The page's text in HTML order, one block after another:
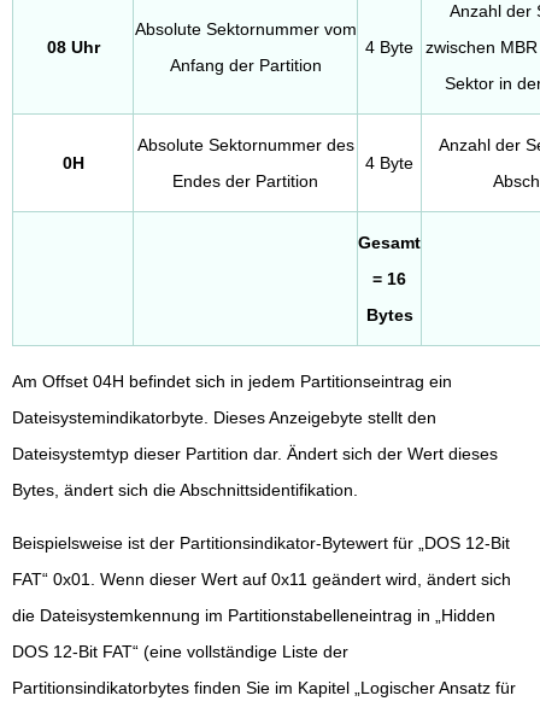
08 Uhr
Absolute Sektornummer vom
Anfang der Partition
4 Byte
Anzahl der
zwischen
Sektor in
0H
Absolute Sektornummer des
Endes der Partition
4 Byte
Anzahl der
Gesamt
= 16
Bytes
Am Offset 04H befindet sich in jedem Partitionseintrag ein
Dateisystemindikatorbyte. Dieses Anzeigebyte stellt den
Dateisystemtyp dieser Partition dar. Ändert sich der Wert dieses
Bytes, ändert sich die Abschnittsidentifikation.
Beispielsweise ist der Partitionsindikator-Bytewert für „DOS 12-Bit
FAT“ 0x01. Wenn dieser Wert auf 0x11 geändert wird, ändert sich
die Dateisystemkennung im Partitionstabelleneintrag in „Hidden
DOS 12-Bit FAT“ (eine vollständige Liste der
Partitionsindikatorbytes finden Sie im Kapitel „Logischer Ansatz für